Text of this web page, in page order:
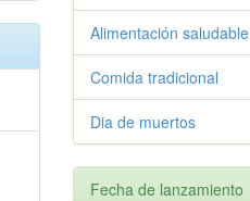
Alimentación saludable
Comida tradicional
Dia de muertos
Fecha de lanzamiento